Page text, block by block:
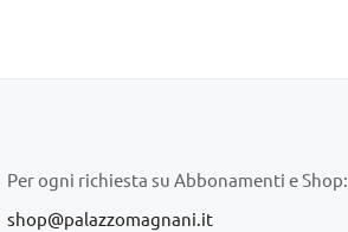
Per ogni richiesta su Abbonamenti e Shop:
shop@palazzomagnani.it